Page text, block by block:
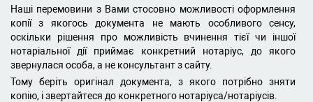
Наші перемовини з Вами стосовно можливості оформлення
копії з якогось документа не мають особливого сенсу,
оскільки рішення про можливість вчинення тієї чи іншої
нотаріальної дії приймає конкретний нотаріус, до якого
звернулася особа, а не консультант з сайту.
Тому беріть оригінал документа, з якого потрібно зняти
копію, і звертайтеся до конкретного нотаріуса/нотаріусів.